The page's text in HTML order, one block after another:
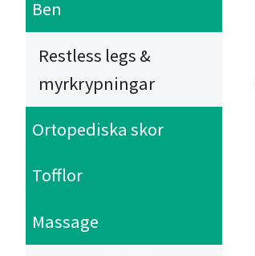
Ben
Restless legs &
myrkrypningar
Ortopediska skor
Tofflor
Massage